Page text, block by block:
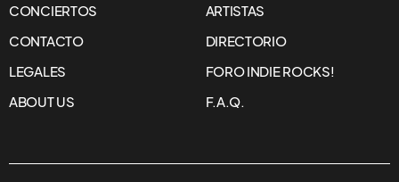
CONCIERTOS
ARTISTAS
CONTACTO
DIRECTORIO
LEGALES
FORO INDIE ROCKS!
ABOUT US
F.A.Q.